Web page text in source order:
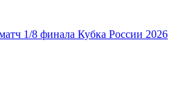
1/8 финала Кубка России 2026